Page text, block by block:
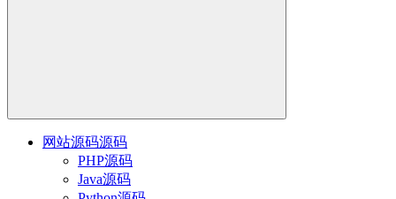
网站源码源码
PHP源码
Java源码